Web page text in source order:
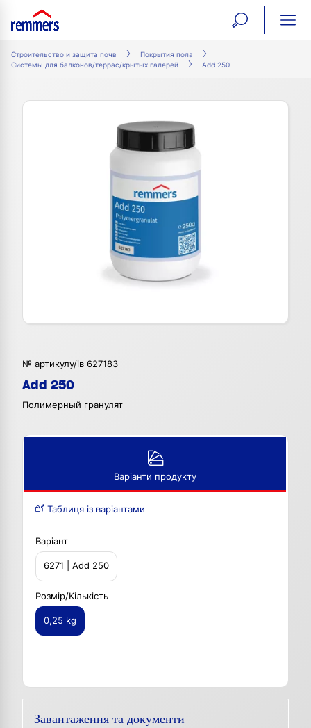
open
Строительство и защита почв
Покрытия пола
Системы для балконов/террас/крытых галерей
Add 250
№ артикулу/ів 627183
Add 250
Полимерный гранулят
Варіанти продукту
Таблиця із варіантами
Варіант
6271 | Add 250
Розмір/Кількість
0,25 kg
Завантаження та документи